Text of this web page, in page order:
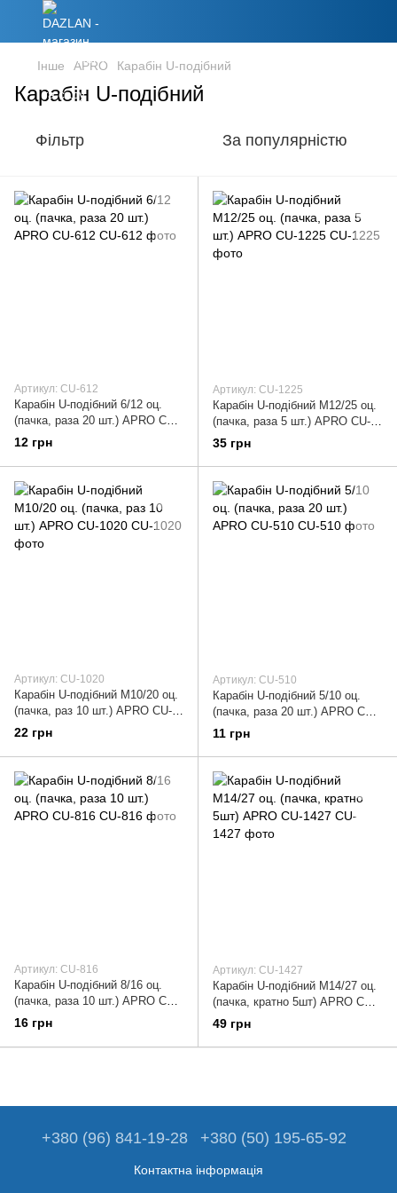
Інше APRO Карабін U-подібний
Карабін U-подібний
Фільтр За популярністю
Артикул: CU-612
Карабін U-подібний 6/12 оц.
(пачка, раза 20 шт.) APRO CU-
612
12 грн
Артикул: CU-1225
Карабін U-подібний М12/25 оц.
(пачка, раза 5 шт.) APRO CU-
1225
35 грн
Артикул: CU-1020
Карабін U-подібний М10/20 оц.
(пачка, раз 10 шт.) APRO CU-
1020
22 грн
Артикул: CU-510
Карабін U-подібний 5/10 оц.
(пачка, раза 20 шт.) APRO CU-
510
11 грн
Артикул: CU-816
Карабін U-подібний 8/16 оц.
(пачка, раза 10 шт.) APRO CU-
816
16 грн
Артикул: CU-1427
Карабін U-подібний М14/27 оц.
(пачка, кратно 5шт) APRO CU-
1427
49 грн
+380 (96) 841-19-28 +380 (50) 195-65-92
Контактна інформація